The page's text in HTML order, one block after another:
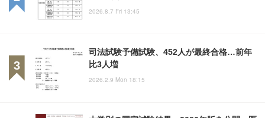
2026.8.7 Fri 13:45
司法試験予備試験、452人が最終合格…前年
比3人増
2026.2.9 Mon 18:15